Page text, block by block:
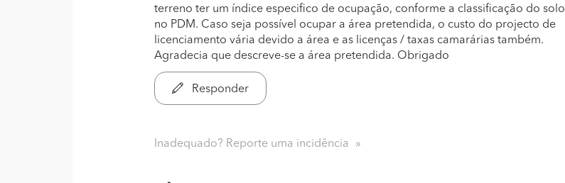
terreno ter um índice especifico de ocupação, conforme a classificação do solo
no PDM. Caso seja possível ocupar a área pretendida, o custo do projecto de
licenciamento vária devido a área e as licenças / taxas camarárias também.
Agradecia que descreve-se a área pretendida. Obrigado
Responder
Inadequado? Reporte uma incidência